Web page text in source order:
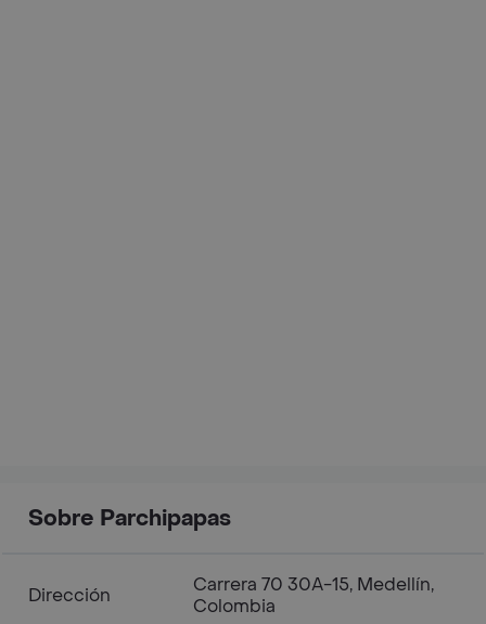
Sobre Parchipapas
Dirección
Carrera 70 30A-15, Medellín,
Colombia